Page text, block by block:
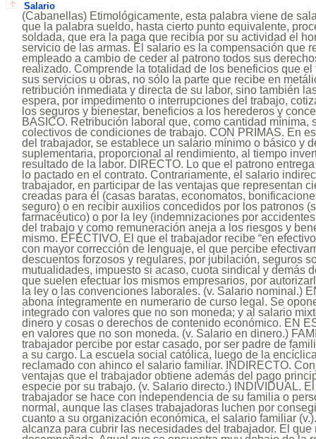
Salario
(Cabanellas) Etimológicamente, esta palabra viene de
que la palabra sueldo, hasta cierto punto equivalente,
soldada, que era la paga que recibía por su actividad el
servicio de las armas. El salario es la compensación que
empleado a cambio de ceder al patrono todos sus
realizado. Comprende la totalidad de los beneficios que
sus servicios u obras, no sólo la parte que recibe en
retribución inmediata y directa de su labor, sino también
espera, por impedimento o interrupciones del trabajo,
los seguros y bienestar, beneficios a los herederos y
BASICO. Retribución laboral que, como cantidad mínima,
colectivos de condiciones de trabajo. CON PRIMAS. En
del trabajador, se establece un salario mínimo o básico y
suplementaria, proporcional al rendimiento, al tiempo
resultado de la labor. DIRECTO. Lo que el patrono
lo pactado en el contrato. Contrariamente, el salario
trabajador, en participar de las ventajas que representan
creadas para él (casas baratas, economatos,
seguro) o en recibir auxilios concedidos por los patronos
farmacéutico) o por la ley (indemnizaciones por
del trabajo y como remuneración aneja a los riesgos y
mismo. EFECTIVO. El que el trabajador recibe “en
con mayor corrección de lenguaje, el que percibe
descuentos forzosos y regulares, por jubilación, seguros
mutualidades, impuesto si acaso, cuota sindical y demás
que suelen efectuar los mismos empresarios, por
la ley o las convenciones laborales. (v. Salario nominal.)
abona íntegramente en numerario de curso legal. Se
integrado con valores que no son moneda; y al salario
dinero y cosas o derechos de contenido económico. EN
en valores que no son moneda. (v. Salario en dinero.)
trabajador percibe por estar casado, por ser padre de
a su cargo. La escuela social católica, luego de la
reclamado con ahinco el salario familiar. INDIRECTO.
ventajas que el trabajador obtiene además del pago
especie por su trabajo. (v. Salario directo.) INDIVIDUAL.
trabajador se hace con independencia de su familia o
normal, aunque las clases trabajadoras luchen por
cuanto a su organización económica, el salario familiar
alcanza para cubrir las necesidades del trabajador. El